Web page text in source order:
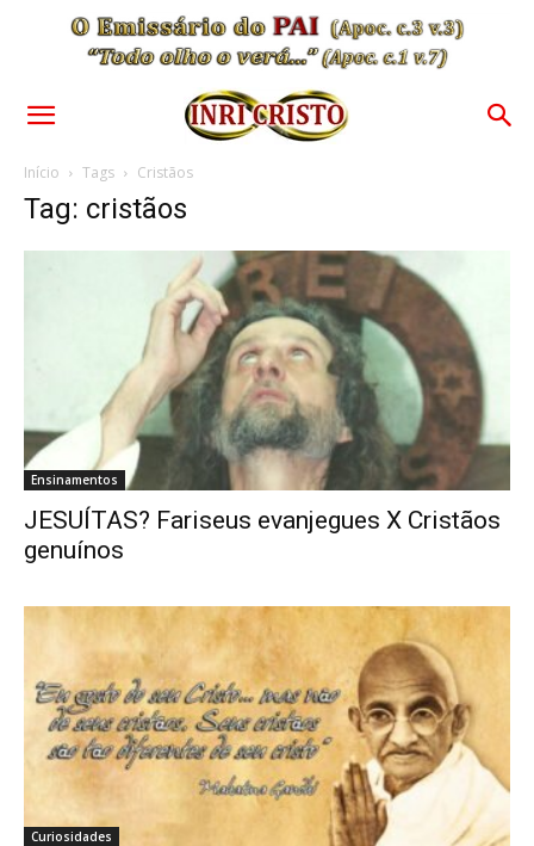
Início Tags Cristãos
Tag: cristãos
Ensinamentos
JESUÍTAS? Fariseus evanjegues X Cristãos
genuínos
Curiosidades